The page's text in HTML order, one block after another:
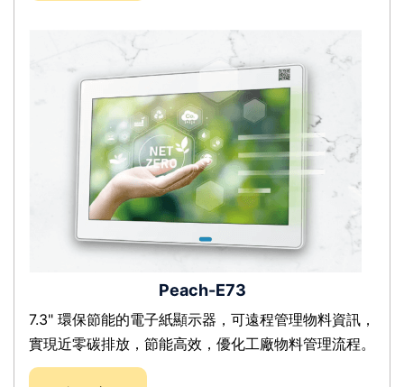
Peach-E73
7.3" 環保節能的電子紙顯示器，可遠程管理物料資訊，
實現近零碳排放，節能高效，優化工廠物料管理流程。